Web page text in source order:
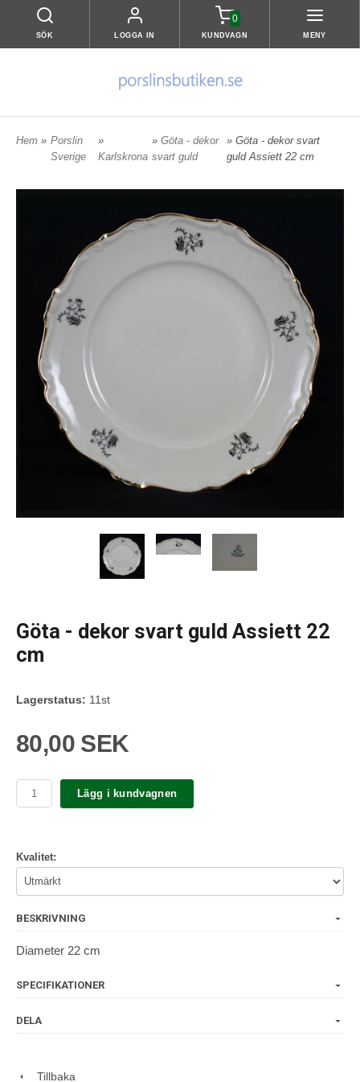
SÖK LOGGA IN
0
KUNDVAGN MENY
Hem » Porslin
Sverige
»
Karlskrona
»Göta - dekor
svart guld
» Göta - dekor svart
guld Assiett 22 cm
Göta - dekor svart guld Assiett 22
cm
Lagerstatus: 11st
80,00 SEK
Lägg i kundvagnen
Kvalitet:
BESKRIVNING
Diameter 22 cm
SPECIFIKATIONER
DELA
Tillbaka